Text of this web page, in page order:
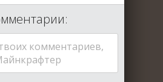
комментариев,